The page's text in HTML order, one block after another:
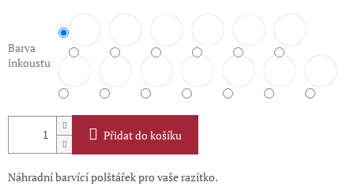
Barva
inkoustu
Přidat do košíku
Náhradní barvící polštářek pro vaše razítko.